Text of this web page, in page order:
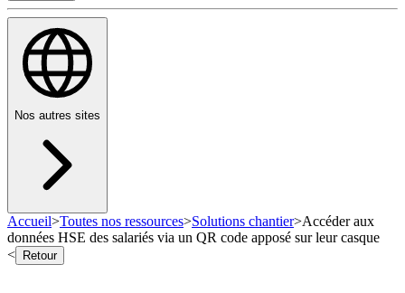
Nos autres sites
Accueil>Toutes nos ressources>Solutions chantier>Accéder aux
données HSE des salariés via un QR code apposé sur leur casque
<
Retour